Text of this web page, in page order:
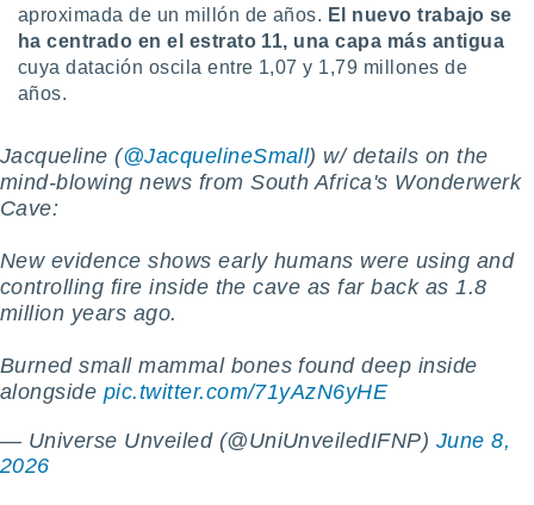
traten tus
en
interés
a lo que
u
datos
en
en
en
de
aproximada de un millón de años. El nuevo trabajo se
ha centrado en el estrato 11, una capa más antigua
cuya datación oscila entre 1,07 y 1,79 millones de
años.
Jacqueline (@JacquelineSmall) w/ details on the
mind-blowing news from South Africa's Wonderwerk
Cave:
New evidence shows early humans were using and
controlling fire inside the cave as far back as 1.8
million years ago.
Burned small mammal bones found deep inside
alongside pic.twitter.com/71yAzN6yHE
— Universe Unveiled (@UniUnveiledIFNP) June 8,
2026